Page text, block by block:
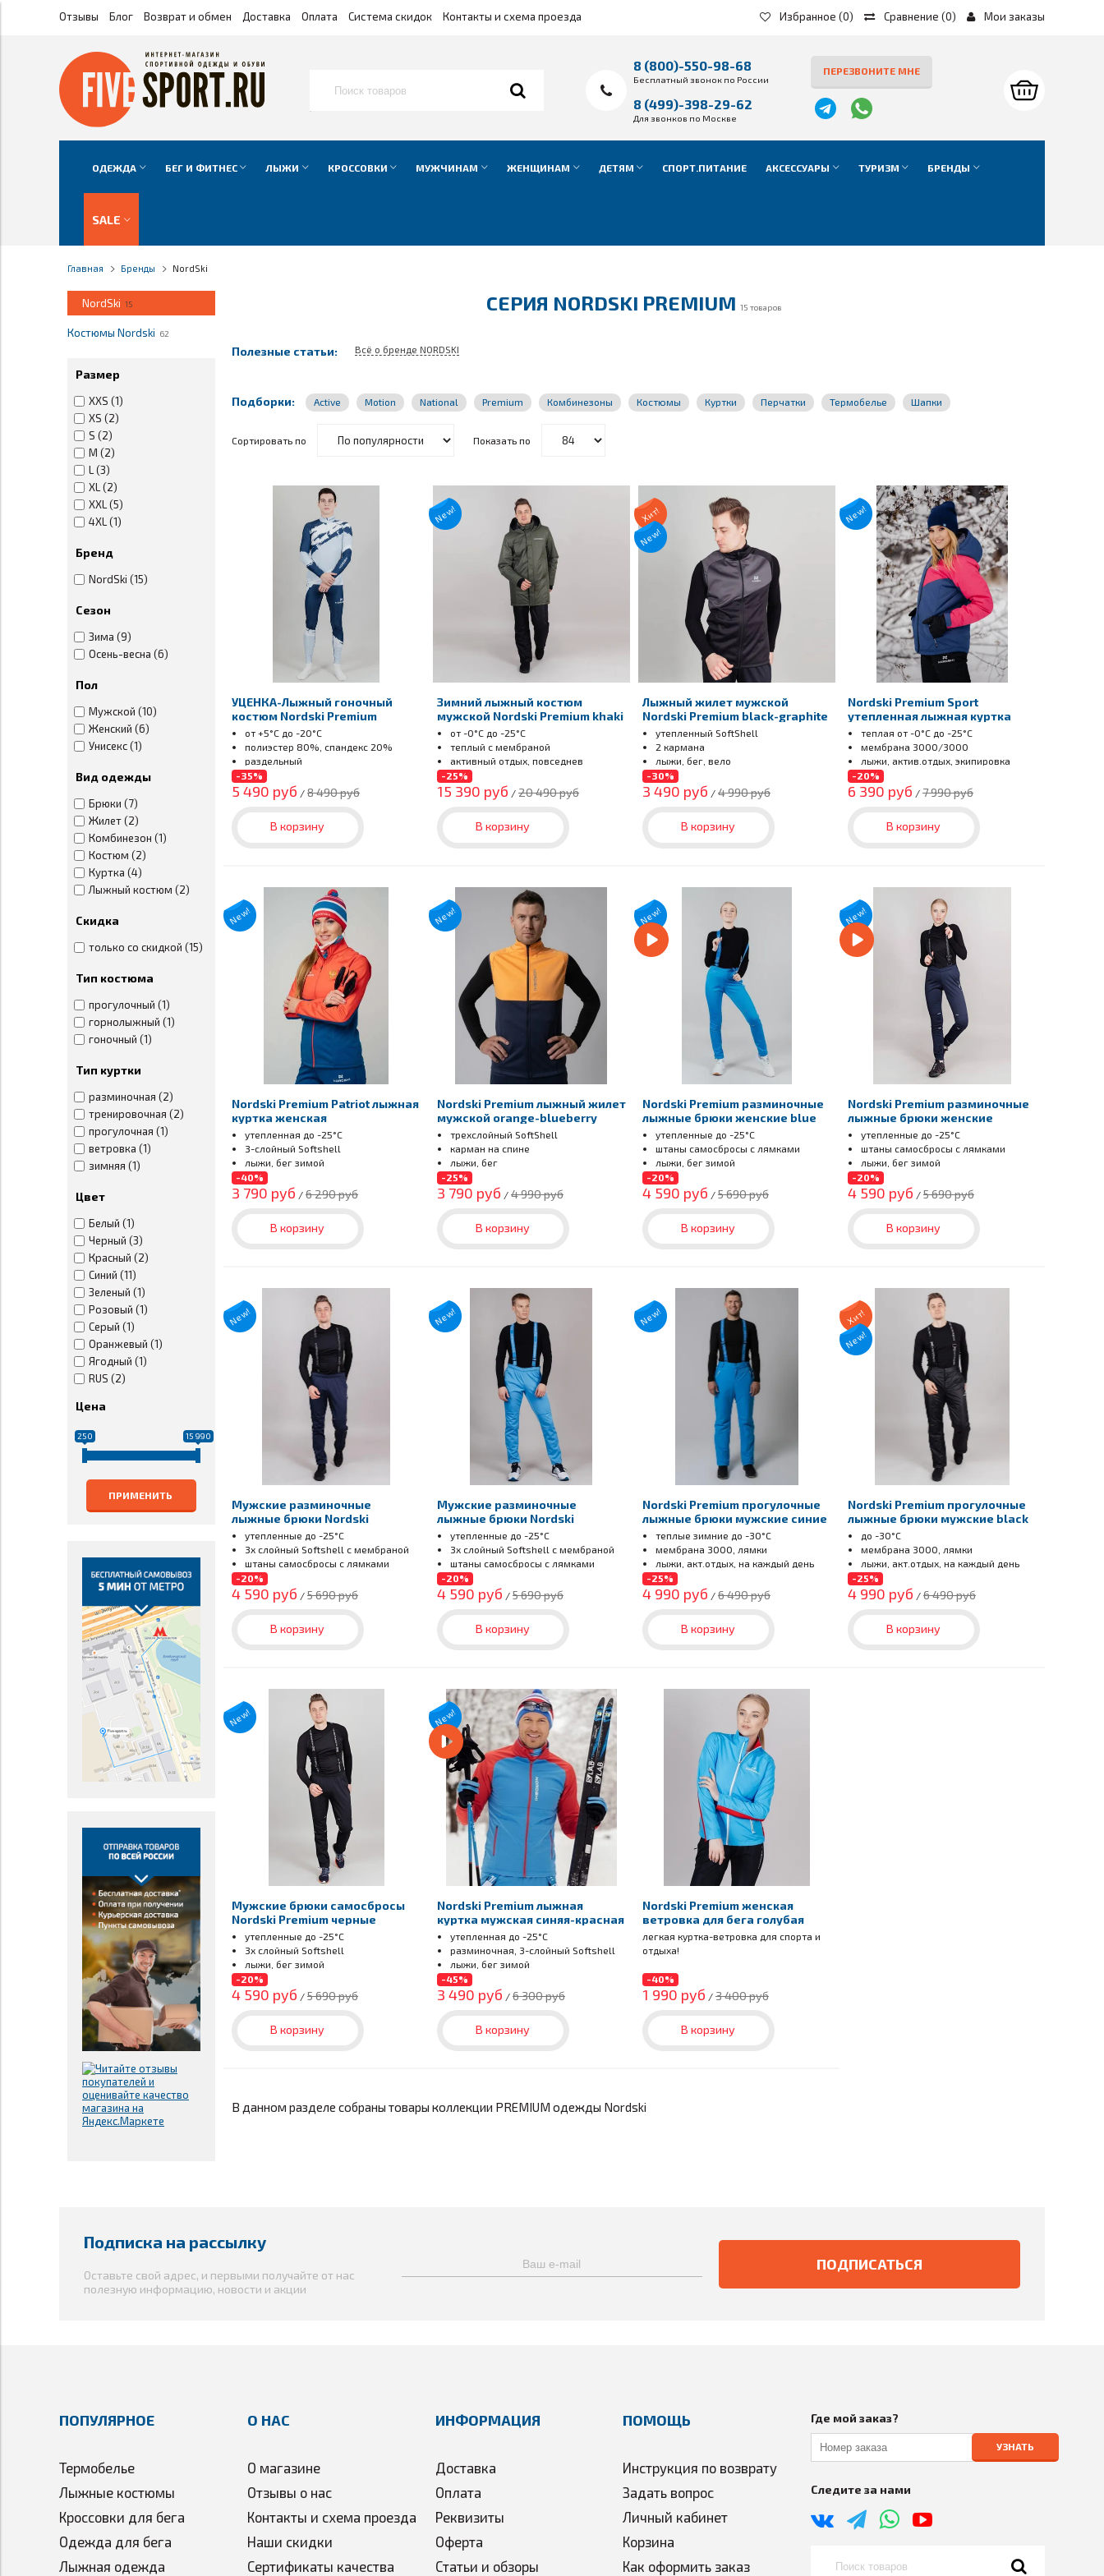
Избранное (0) Сравнение (0) Мои заказы
Отзывы Блог Возврат и обмен Доставка Оплата Система скидок Контакты и схема проезда
8 (800)-550-98-68
Бесплатный звонок по России
8 (499)-398-29-62
Для звонков по Москве
ПЕРЕЗВОНИТЕ МНЕ
ОДЕЖДА БЕГ И ФИТНЕС ЛЫЖИ КРОССОВКИ МУЖЧИНАМ ЖЕНЩИНАМ ДЕТЯМ СПОРТ.ПИТАНИЕ АКСЕССУАРЫ ТУРИЗМ БРЕНДЫ
SALE
Главная Бренды NordSki
NordSki 15
Костюмы Nordski 62
Размер
XXS (1)
XS (2)
S (2)
M (2)
L (3)
XL (2)
XXL (5)
4XL (1)
Бренд
NordSki (15)
Сезон
Зима (9)
Осень-весна (6)
Пол
Мужской (10)
Женский (6)
Унисекс (1)
Вид одежды
Брюки (7)
Жилет (2)
Комбинезон (1)
Костюм (2)
Куртка (4)
Лыжный костюм (2)
Скидка
только со скидкой (15)
Тип костюма
прогулочный (1)
горнолыжный (1)
гоночный (1)
Тип куртки
разминочная (2)
тренировочная (2)
прогулочная (1)
ветровка (1)
зимняя (1)
Цвет
Белый (1)
Черный (3)
Красный (2)
Синий (11)
Зеленый (1)
Розовый (1)
Серый (1)
Оранжевый (1)
Ягодный (1)
RUS (2)
Цена
250 15 990
ПРИМЕНИТЬ
СЕРИЯ NORDSKI PREMIUM 15 товаров
Полезные статьи: Всё о бренде NORDSKI
Подборки: Active Motion National Premium Комбинезоны Костюмы Куртки Перчатки Термобелье Шапки
Сортировать по Показать по
УЦЕНКА-Лыжный гоночный
костюм Nordski Premium
унисекс pearl blue
от +5°С до -20°С
полиэстер 80%, спандекс 20%
раздельный
-35%
5 490 руб / 8 490 руб
В корзину
New!
Зимний лыжный костюм
мужской Nordski Premium khaki
от -0°С до -25°С
теплый с мембраной
активный отдых, повседнев
-25%
15 390 руб / 20 490 руб
В корзину
Хит!
New!
Лыжный жилет мужской
Nordski Premium black-graphite
утепленный SoftShell
2 кармана
лыжи, бег, вело
-30%
3 490 руб / 4 990 руб
В корзину
New!
Nordski Premium Sport
утепленная лыжная куртка
женская denim
теплая от -0°С до -25°С
мембрана 3000/3000
лыжи, актив.отдых, экипировка
-20%
6 390 руб / 7 990 руб
В корзину
New!
Nordski Premium Patriot лыжная
куртка женская
утепленная до -25°С
3-слойный Softshell
лыжи, бег зимой
-40%
3 790 руб / 6 290 руб
В корзину
New!
Nordski Premium лыжный жилет
мужской orange-blueberry
трехслойный SoftShell
карман на спине
лыжи, бег
-25%
3 790 руб / 4 990 руб
В корзину
New!
Nordski Premium разминочные
лыжные брюки женские blue
утепленные до -25°С
штаны самосбросы с лямками
лыжи, бег зимой
-20%
4 590 руб / 5 690 руб
В корзину
New!
Nordski Premium разминочные
лыжные брюки женские
blueberry
утепленные до -25°С
штаны самосбросы с лямками
лыжи, бег зимой
-20%
4 590 руб / 5 690 руб
В корзину
New!
Мужские разминочные
лыжные брюки Nordski
Premium blueberry
утепленные до -25°С
3х слойный Softshell с мембраной
штаны самосбросы с лямками
-20%
4 590 руб / 5 690 руб
В корзину
New!
Мужские разминочные
лыжные брюки Nordski
Premium синие
утепленные до -25°С
3х слойный Softshell с мембраной
штаны самосбросы с лямками
-20%
4 590 руб / 5 690 руб
В корзину
New!
Nordski Premium прогулочные
лыжные брюки мужские синие
теплые зимние до -30°С
мембрана 3000, лямки
лыжи, акт.отдых, на каждый день
зимой
-25%
4 990 руб / 6 490 руб
В корзину
Хит!
New!
Nordski Premium прогулочные
лыжные брюки мужские black
до -30°С
мембрана 3000, лямки
лыжи, акт.отдых, на каждый день
зимой
-25%
4 990 руб / 6 490 руб
В корзину
New!
Мужские брюки самосбросы
Nordski Premium черные
утепленные до -25°С
3х слойный Softshell
лыжи, бег зимой
-20%
4 590 руб / 5 690 руб
В корзину
New!
Nordski Premium лыжная
куртка мужская синяя-красная
утепленная до -25°С
разминочная, 3-слойный Softshell
лыжи, бег зимой
-45%
3 490 руб / 6 300 руб
В корзину
Nordski Premium женская
ветровка для бега голубая
легкая куртка-ветровка для спорта и
отдыха!
-40%
1 990 руб / 3 400 руб
В корзину
В данном разделе собраны товары коллекции PREMIUM одежды Nordski
Подписка на рассылку
Оставьте свой адрес, и первыми получайте от нас
полезную информацию, новости и акции
ПОПУЛЯРНОЕ
Термобелье
Лыжные костюмы
Кроссовки для бега
Одежда для бега
Лыжная одежда
О НАС
О магазине
Отзывы о нас
Контакты и схема проезда
Наши скидки
Сертификаты качества
ИНФОРМАЦИЯ
Доставка
Оплата
Реквизиты
Оферта
Статьи и обзоры
ПОМОЩЬ
Инструкция по возврату
Задать вопрос
Личный кабинет
Корзина
Как оформить заказ
Где мой заказ?
УЗНАТЬ
Следите за нами